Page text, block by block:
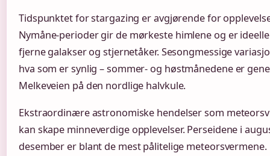
Tidspunktet for stargazing er avgjørende for
Nymåne-perioder gir de mørkeste himlene og er
fjerne galakser og stjernetåker. Sesongmessige
hva som er synlig – sommer- og høstmånedene er
Melkeveien på den nordlige halvkule.
Ekstraordinære astronomiske hendelser som
kan skape minneverdige opplevelser. Perseidene i
desember er blant de mest pålitelige meteorsvermene.